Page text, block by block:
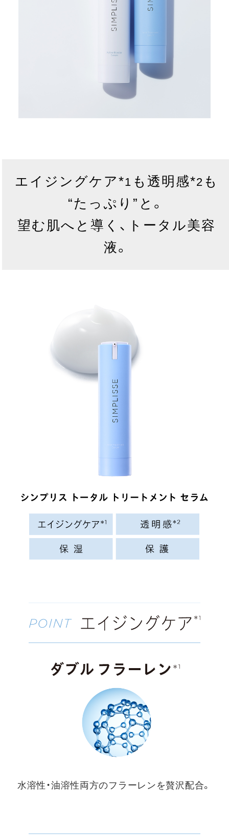
エイジングケア*1 も透明感*2 も
“たっぷり”と。
望む肌へと導く、トータル美容
液。
水溶性・油溶性両方のフラーレンを贅沢配合。